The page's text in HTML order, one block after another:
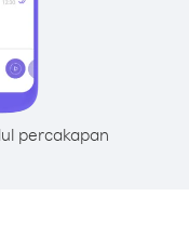
percakapan